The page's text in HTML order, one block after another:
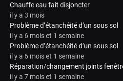
Chauffe eau fait disjoncter
il y a 3 mois
Problème d’étanchéité d’un sous sol
il y a 6 mois et 1 semaine
Problème d’étanchéité d’un sous sol
il y a 6 mois et 1 semaine
Réparation/changement joints
il y a 7 mois et 1 semaine